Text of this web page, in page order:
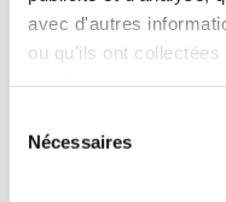
avec d'autres
ou qu'ils ont
Nécessaires
Age minimum :20 ans
Années de permis :2 ans
ASSURANCE